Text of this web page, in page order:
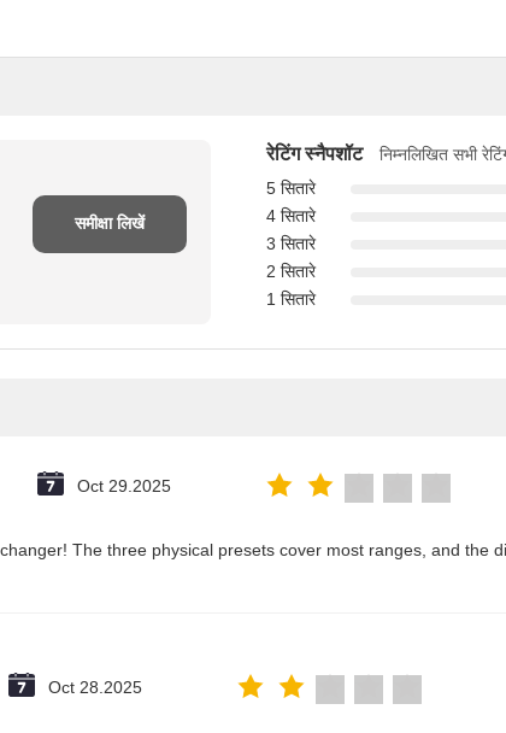
समीक्षा लिखें
रेटिंग स्नैपशॉट
निम्नलिखित सभी
5 सितारे
4 सितारे
3 सितारे
2 सितारे
1 सितारे
Oct 29.2025
The three physical presets cover most ranges, and the
Oct 28.2025